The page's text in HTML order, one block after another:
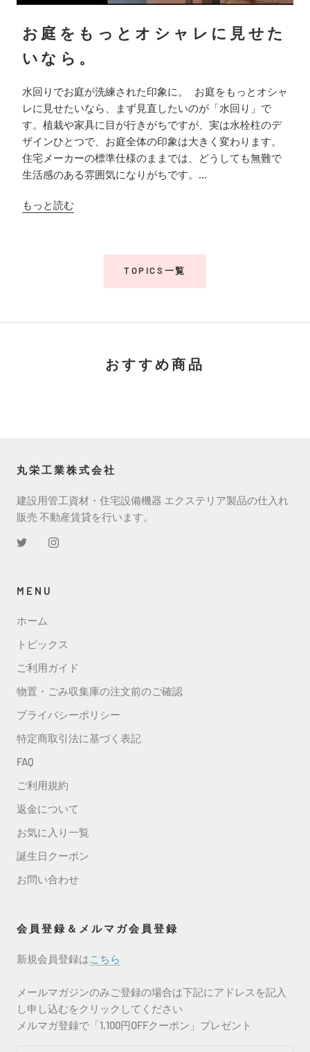
お庭をもっとオシャレに見せた
いなら。
水回りでお庭が洗練された印象に。 お庭をもっとオシャ
レに見せたいなら、まず見直したいのが「水回り」で
す。植栽や家具に目が行きがちですが、実は水栓柱のデ
ザインひとつで、お庭全体の印象は大きく変わります。
住宅メーカーの標準仕様のままでは、どうしても無難で
生活感のある雰囲気になりがちです。...
もっと読む
TOPICS一覧
おすすめ商品
丸栄工業株式会社
建設用管工資材・住宅設備機器 エクステリア製品の仕入れ
販売 不動産賃貸を行います。
MENU
ホーム
トピックス
ご利用ガイド
物置・ごみ収集庫の注文前のご確認
プライバシーポリシー
特定商取引法に基づく表記
FAQ
ご利用規約
返金について
お気に入り一覧
誕生日クーポン
お問い合わせ
会員登録＆メルマガ会員登録
新規会員登録はこちら
メールマガジンのみご登録の場合は下記にアドレスを記入
し申し込むをクリックしてください
メルマガ登録で「1,100円OFFクーポン」プレゼント